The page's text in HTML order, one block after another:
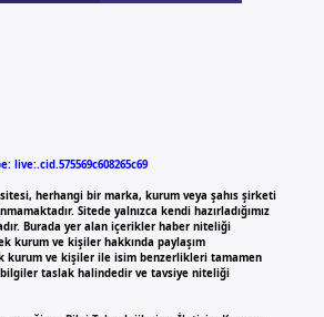
live:.cid.575569c608265c69
herhangi bir marka, kurum veya şahıs şirketi
Sitede yalnızca kendi hazırladığımız
Burada yer alan içerikler haber niteliği
kurum ve kişiler hakkında paylaşım
kurum ve kişiler ile isim benzerlikleri tamamen
taslak halindedir ve tavsiye niteliği